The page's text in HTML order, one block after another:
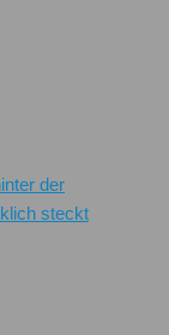
der
steckt